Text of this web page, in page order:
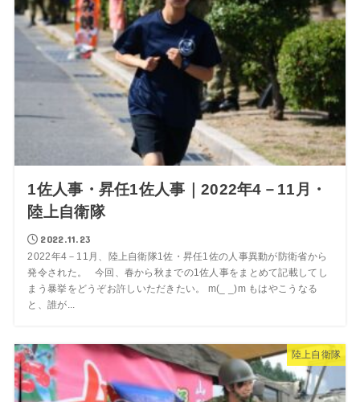
1佐人事・昇任1佐人事｜2022年4－11月・
陸上自衛隊
2022.11.23
2022年4－11月、陸上自衛隊1佐・昇任1佐の人事異動が防衛省から
発令された。 今回、春から秋までの1佐人事をまとめて記載してし
まう暴挙をどうぞお許しいただきたい。 m(_ _)m もはやこうなる
と、誰が...
陸上自衛隊